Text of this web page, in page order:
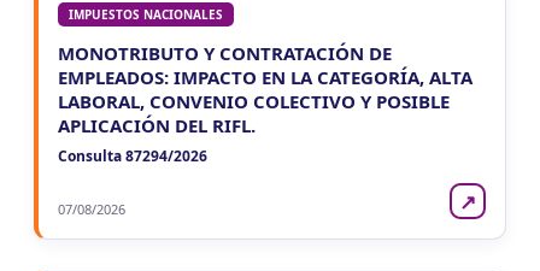
IMPUESTOS NACIONALES
MONOTRIBUTO Y CONTRATACIÓN DE
EMPLEADOS: IMPACTO EN LA CATEGORÍA, ALTA
LABORAL, CONVENIO COLECTIVO Y POSIBLE
APLICACIÓN DEL RIFL.
Consulta 87294/2026
07/08/2026 ↗